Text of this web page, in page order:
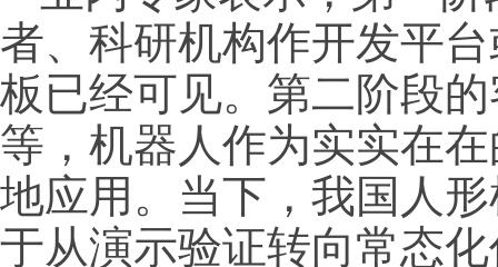
者、科研机构作开发平
板已经可见。第二阶段
等，机器人作为实实在
地应用。当下，我国人
于从演示验证转向常态